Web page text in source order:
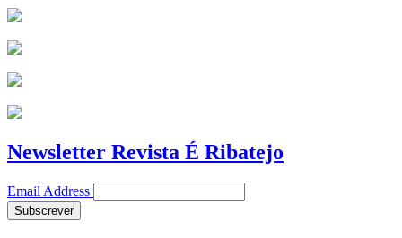
Newsletter Revista É Ribatejo
Email Address